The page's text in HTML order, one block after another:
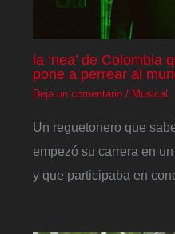
la ‘nea’ de Colombia
pone a perrear al
Deja un comentario / Musical
Un reguetonero que
empezó su carrera en
y que participaba en